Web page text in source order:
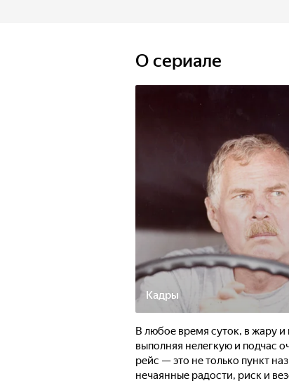
дело доходит даже до ссор,
примиряет дорога и
O сериале
Кадры
В любое время суток, в жару
выполняя нелегкую и подчас
рейс — это не только пункт
нечаянные радости, риск и